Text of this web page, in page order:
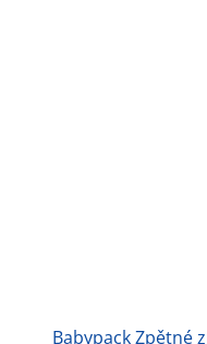
Babypack Zpětné